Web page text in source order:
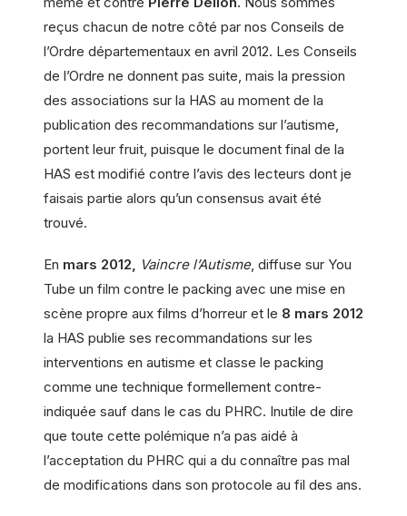
reçus chacun de notre côté par nos Conseils de
l’Ordre départementaux en avril 2012. Les Conseils
de l’Ordre ne donnent pas suite, mais la pression
des associations sur la HAS au moment de la
publication des recommandations sur l’autisme,
portent leur fruit, puisque le document final de la
HAS est modifié contre l’avis des lecteurs dont je
faisais partie alors qu’un consensus avait été
trouvé.
En mars 2012, Vaincre l’Autisme, diffuse sur You
Tube un film contre le packing avec une mise en
scène propre aux films d’horreur et le 8 mars 2012
la HAS publie ses recommandations sur les
interventions en autisme et classe le packing
comme une technique formellement contre-
indiquée sauf dans le cas du PHRC. Inutile de dire
que toute cette polémique n’a pas aidé à
l’acceptation du PHRC qui a du connaître pas mal
de modifications dans son protocole au fil des ans.